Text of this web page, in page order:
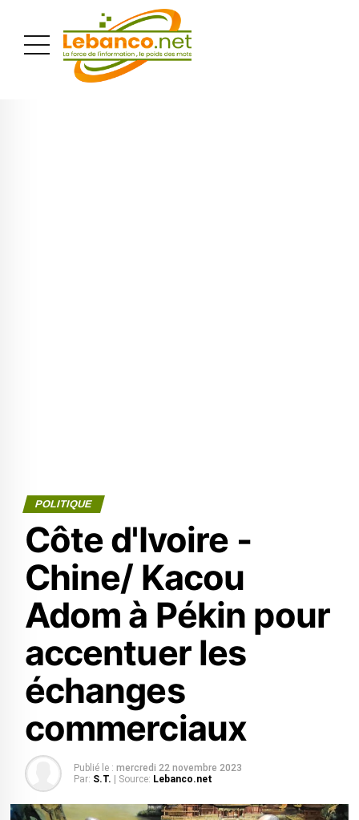
POLITIQUE
Côte d'Ivoire -
Chine/ Kacou
Adom à Pékin pour
accentuer les
échanges
commerciaux
Publié le : mercredi 22 novembre 2023
Par: S.T. | Source: Lebanco.net